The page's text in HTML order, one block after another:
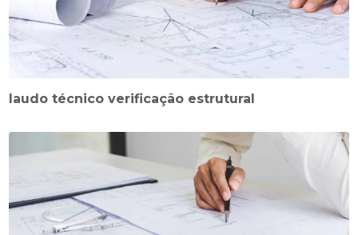
laudo técnico verificação estrutural